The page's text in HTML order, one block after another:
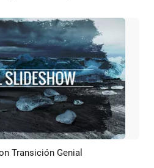
Crear IA
Transición Genial